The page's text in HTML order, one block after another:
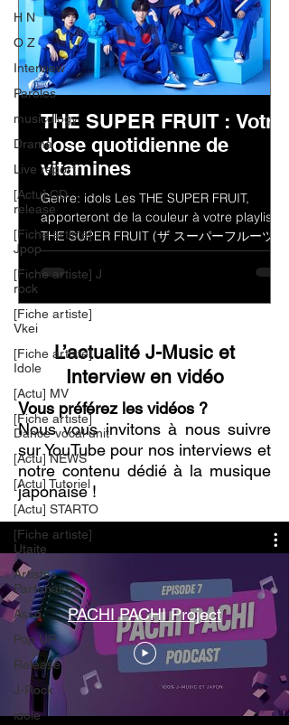
H N
O Z
Interview
Paroles
musicology
Drama
Live report
[Actu] CD
release
[Fiche artiste]
Jpop
[Fiche artiste] J
rock
[Fiche artiste]
Vkei
[Fiche artiste]
Idole
[Actu] MV
[Fiche artiste]
Dance-vocal unit
[Actu] NEWS
[Actu] Tutoriel
[Actu] STARTO
[Fiche artiste]
Utaite
Artistes
Partenaires
Asso
Pop UP
Release
J-Rock
idole
THE SUPER FRUIT : Votre
dose quotidienne de
vitamines
Genre: idols Les THE SUPER FRUIT,
apporteront de la couleur à votre playlist !
THE SUPER FRUIT (ザ スーパーフルーツ)
est un groupe de jeunes...
L’actualité J-Music et
Interview en vidéo
Vous préférez les vidéos ?
Nous vous invitons à nous suivre
sur YouTube pour nos interviews et
notre contenu dédié à la musique
japonaise !
PACHI PACHI Project